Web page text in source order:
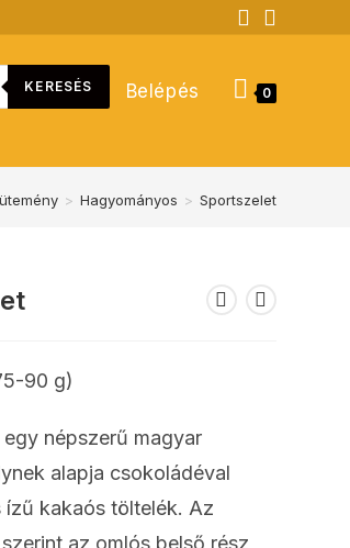
KERESÉS Belépés 0
> Hagyományos > Sportszelet
90 g)
népszerű magyar
alapja csokoládéval
ízű kakaós töltelék. Az
az omlós belső rész